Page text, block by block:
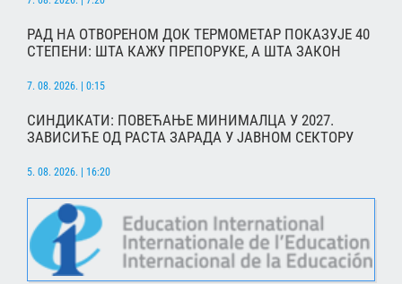
РАД НА ОТВОРЕНОМ ДОК ТЕРМОМЕТАР ПОКАЗУЈЕ 40
СТЕПЕНИ: ШТА КАЖУ ПРЕПОРУКЕ, А ШТА ЗАКОН
7. 08. 2026. | 0:15
СИНДИКАТИ: ПОВЕЋАЊЕ МИНИМАЛЦА У 2027.
ЗАВИСИЋЕ ОД РАСТА ЗАРАДА У ЈАВНОМ СЕКТОРУ
5. 08. 2026. | 16:20